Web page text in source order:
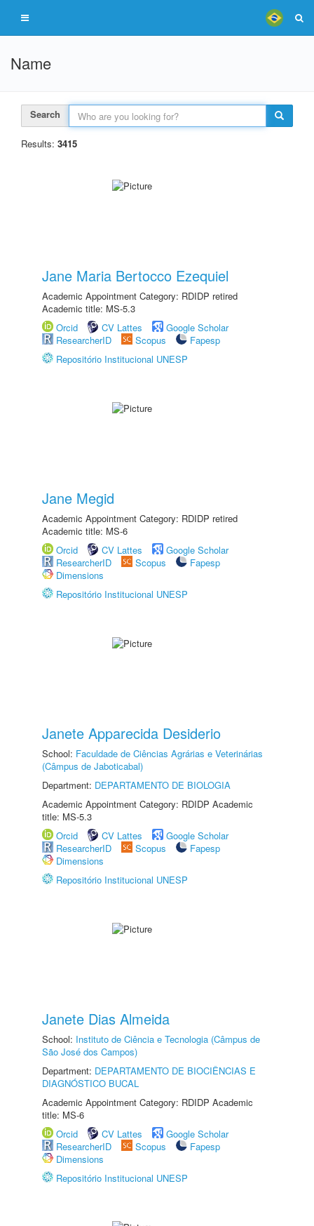
Name
Search
Results: 3415
Jane Maria Bertocco Ezequiel
Academic Appointment Category: RDIDP retired
Academic title: MS-5.3
Orcid
CV Lattes
Google Scholar
ResearcherID
Scopus
Fapesp
Repositório Institucional UNESP
Jane Megid
Academic Appointment Category: RDIDP retired
Academic title: MS-6
Orcid
CV Lattes
Google Scholar
ResearcherID
Scopus
Fapesp
Dimensions
Repositório Institucional UNESP
Janete Apparecida Desiderio
School: Faculdade de Ciências Agrárias e Veterinárias
(Câmpus de Jaboticabal)
Department: DEPARTAMENTO DE BIOLOGIA
Academic Appointment Category: RDIDP Academic
title: MS-5.3
Orcid
CV Lattes
Google Scholar
ResearcherID
Scopus
Fapesp
Dimensions
Repositório Institucional UNESP
Janete Dias Almeida
School: Instituto de Ciência e Tecnologia (Câmpus de
São José dos Campos)
Department: DEPARTAMENTO DE BIOCIÊNCIAS E
DIAGNÓSTICO BUCAL
Academic Appointment Category: RDIDP Academic
title: MS-6
Orcid
CV Lattes
Google Scholar
ResearcherID
Scopus
Fapesp
Dimensions
Repositório Institucional UNESP